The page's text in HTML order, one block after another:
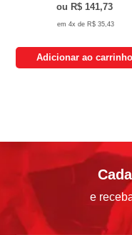
R$ 141,73
4x de R$ 35,43
Adicionar ao carrinho
e